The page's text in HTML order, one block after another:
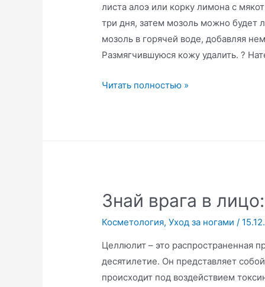
листа алоэ или корку лимона с
три дня, затем мозоль можно будет
мозоль в горячей воде, добавляя
Размягчившуюся кожу удалить. ?
Как
Читать полностью »
Знай врага в
Косметология,Уход за ногами /
Целлюлит – это распространенная
десятилетие. Он представляет
происходит под воздействием